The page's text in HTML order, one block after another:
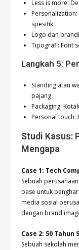
Less is more:
spesifik
Logo dan
Tipografi: Font
Langkah 5:
Standing atau
pajang
Packaging:
Personal touch:
Studi Kasus:
Mengapa
Case 1: Tech
Sebuah
base untuk
media sosial
dengan brand
Case 2: 50
Sebuah sekolah